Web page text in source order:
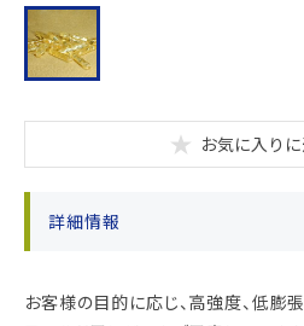
お気に入り
詳細情報
お客様の目的に応じ、高強度、低膨